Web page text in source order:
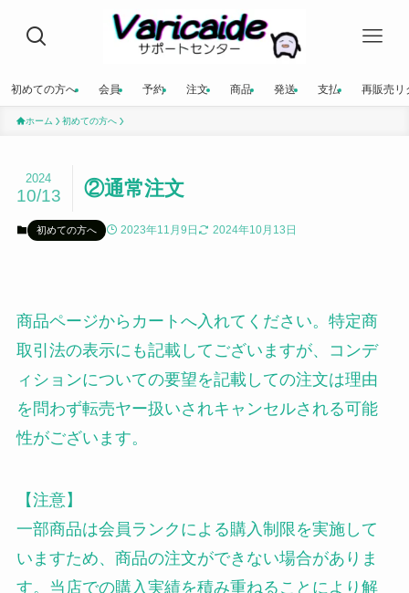
初めての方へ 会員 予約 注文 商品 発送 支払 再販売リ
ホーム 初めての方へ
②通常注文
2024
10/13
初めての方へ 2023年11月9日 2024年10月13日
商品ページからカートへ入れてください。特定商
取引法の表示にも記載してございますが、コンデ
ィションについての要望を記載しての注文は理由
を問わず転売ヤー扱いされキャンセルされる可能
性がございます。
【注意】
一部商品は会員ランクによる購入制限を実施して
いますため、商品の注文ができない場合がありま
す。当店での購入実績を積み重ねることにより解